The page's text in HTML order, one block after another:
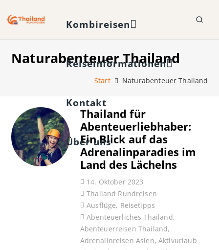
Kombireisen
Reiseinformationen
Kontakt
Über uns
Naturabenteuer Thailand
Start Naturabenteuer Thailand
Thailand für
Abenteuerliebhaber:
Ein Blick auf das
Adrenalinparadies im
Land des Lächelns
14. Oktober 2023
Thailand Rundreisen
Ausflüge, Reisetipps
Abenteuerliches Thailand,
Abenteuerreisen Thailand,
Adrenalinreisen Asien, Aktivurlaub